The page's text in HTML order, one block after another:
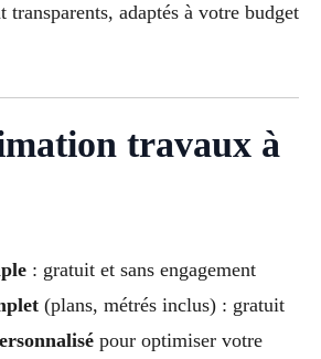
transparents, adaptés à votre budget
travaux à
: gratuit et sans engagement
(plans, métrés inclus) : gratuit
pour optimiser votre